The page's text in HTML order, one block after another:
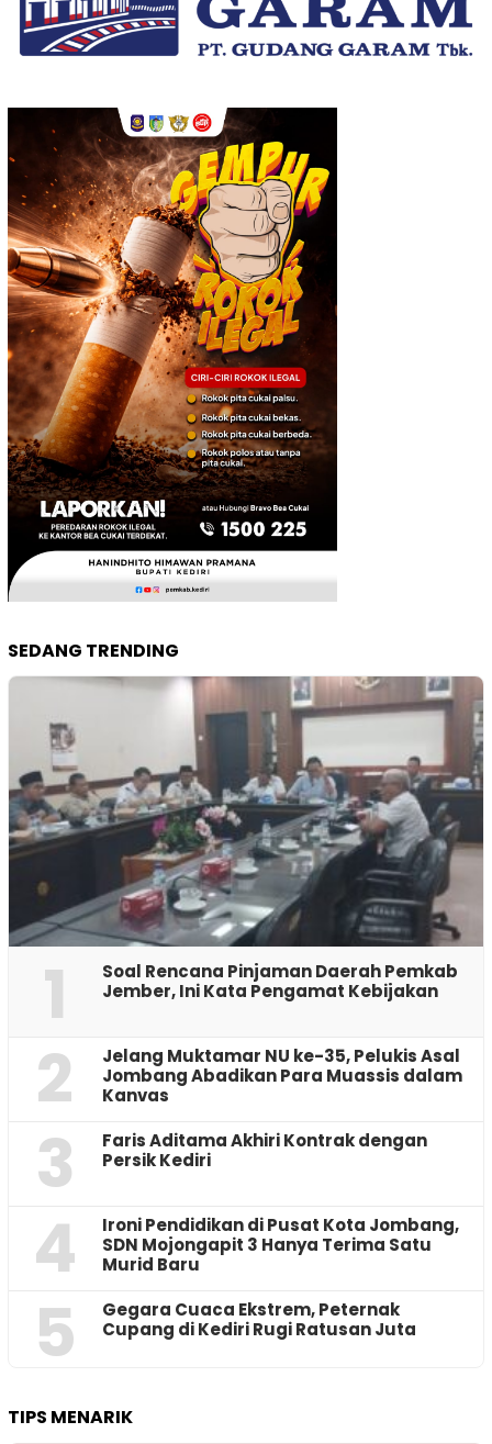
SEDANG TRENDING
1
‎Soal Rencana Pinjaman Daerah Pemkab
Jember, Ini Kata Pengamat Kebijakan ‎
2
Jelang Muktamar NU ke-35, Pelukis Asal
Jombang Abadikan Para Muassis dalam
Kanvas
3
Faris Aditama Akhiri Kontrak dengan
Persik Kediri
4
Ironi Pendidikan di Pusat Kota Jombang,
SDN Mojongapit 3 Hanya Terima Satu
Murid Baru
5
‎Gegara Cuaca Ekstrem, Peternak
Cupang di Kediri Rugi Ratusan Juta
TIPS MENARIK